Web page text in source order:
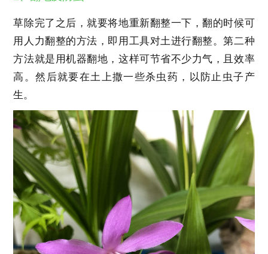
草除完了之后，就要将地重新翻整一下，翻的时候可
用人力翻整的方法，即用工具对土进行翻整。第二种
方法就是用机器翻地，这样可节省不少力气，且效率
高。然后就要在土上撒一些杀虫药，以防止虫子产
生。